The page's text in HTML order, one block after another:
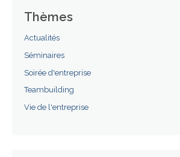
Thèmes
Actualités
Séminaires
Soirée d'entreprise
Teambuilding
Vie de l'entreprise